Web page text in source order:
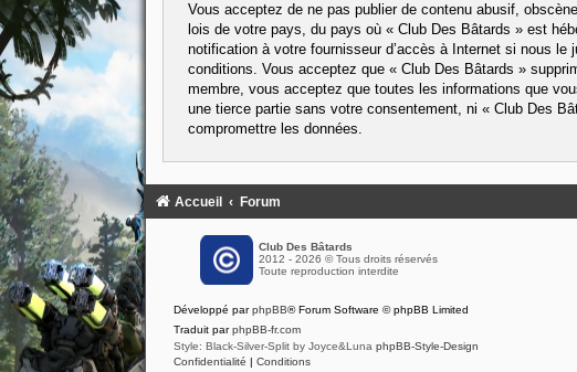
Vous acceptez de ne pas publier de contenu abusif,
lois de votre pays, du pays où « Club Des Bâtards » est
notification à votre fournisseur d’accès à Internet si nous
conditions. Vous acceptez que « Club Des Bâtards »
membre, vous acceptez que toutes les informations que
une tierce partie sans votre consentement, ni « Club Des
compromettre les données.
Accueil Forum
Club Des Bâtards
2012 - 2026 © Tous droits réservés
Toute reproduction interdite
Développé parphpBB® Forum Software © phpBB Limited
Traduit parphpBB-fr.com
Style: Black-Silver-Split by Joyce&Luna phpBB-Style-Design
Confidentialité | Conditions